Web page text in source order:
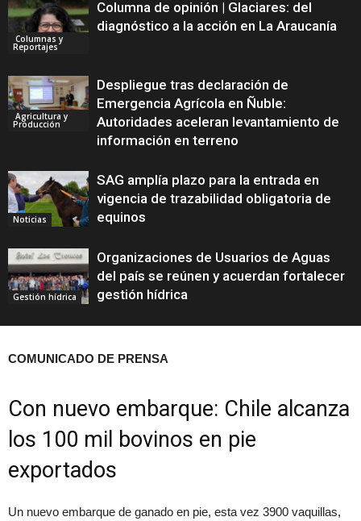
Columnas y
Reportajes
Columna de opinión | Glaciares: del
diagnóstico a la acción en La Araucanía
Agricultura y
Producción
Despliegue tras declaración de
Emergencia Agrícola en Ñuble:
Autoridades aceleran levantamiento de
información en terreno
Noticias
SAG amplía plazo para la entrada en
vigencia de trazabilidad obligatoria de
equinos
Gestión hídrica
Organizaciones de Usuarios de Aguas
del país se reúnen y acuerdan fortalecer
gestión hídrica
COMUNICADO DE PRENSA
Con nuevo embarque: Chile alcanza
los 100 mil bovinos en pie
exportados
Un nuevo embarque de ganado en pie, esta vez 3900 vaquillas,